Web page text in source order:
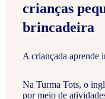
crianças
brincadeira
A criançada aprende
Na Turma Tots, o
por meio de